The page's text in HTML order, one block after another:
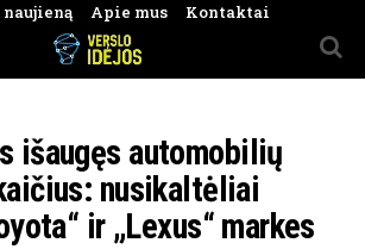
Apie mus Kontaktai
išaugęs automobilių
nusikaltėliai
ir „Lexus“ markes